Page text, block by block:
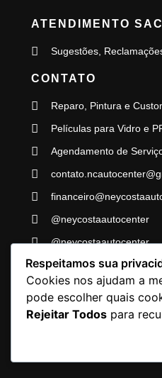
ATENDIMENTO SAC
Sugestões,
CONTATO
Reparo, Pintura e
Películas para Vidro e
Agendamento de
@neycostaautocenter
@neycostaautocenter
@neycostaautocenter
Respeitamos sua
Cookies nos ajudam a
pode escolher quais
Rejeitar Todos para